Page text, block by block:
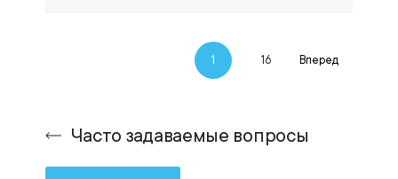
1 16 Вперед
Часто задаваемые вопросы